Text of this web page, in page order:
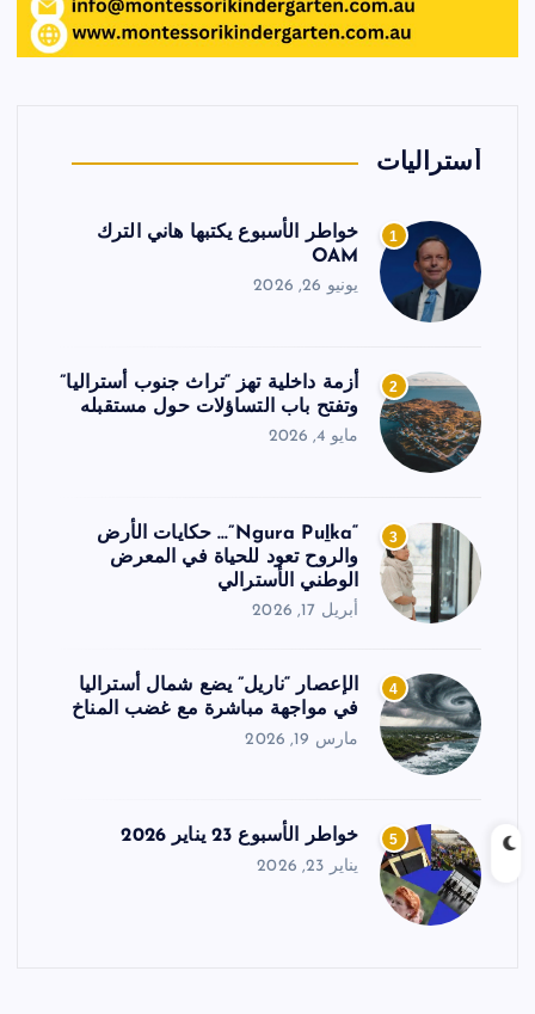
أستراليات
1
خواطر الأسبوع يكتبها هاني الترك
OAM
يونيو 26, 2026
2
أزمة داخلية تهز “تراث جنوب أستراليا”
وتفتح باب التساؤلات حول مستقبله
مايو 4, 2026
3
“Ngura Puḻka”… حكايات الأرض
والروح تعود للحياة في المعرض
الوطني الأسترالي
أبريل 17, 2026
4
الإعصار “ناريل” يضع شمال أستراليا
في مواجهة مباشرة مع غضب المناخ
مارس 19, 2026
5 خواطر الأسبوع 23 يناير 2026
يناير 23, 2026